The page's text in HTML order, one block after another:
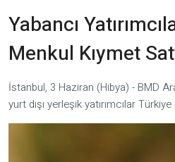
Yabancı
Menkul Kıymet
İstanbul, 3 Haziran (Hibya) - BMD
yurt dışı yerleşik yatırımcılar